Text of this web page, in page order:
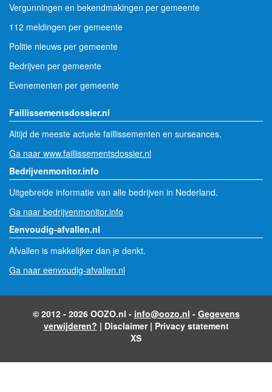
Vergunningen en bekendmakingen per gemeente
112 meldingen per gemeente
Politie nieuws per gemeente
Bedrijven per gemeente
Evenementen per gemeente
Faillissementsdossier.nl
Altijd de meeste actuele faillissementen en surseances.
Ga naar www.faillissementsdossier.nl
Bedrijvenmonitor.info
Uitgebreide informatie van alle bedrijven in Nederland.
Ga naar bedrijvenmonitor.info
Eenvoudig-afvallen.nl
Afvallen is makkelijker dan je denkt.
Ga naar eenvoudig-afvallen.nl
© 2012 - 2026 OOZO.nl - info@oozo.nl - Gegevens
verwijderen? | Disclaimer| Privacy statement
XS